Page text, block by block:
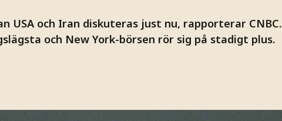
USA och Iran diskuteras just nu, rapporterar CNBC.
och New York-börsen rör sig på stadigt plus.